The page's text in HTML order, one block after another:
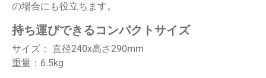
の場合にも役立ちます。
持ち運びできるコンパクトサイズ
サイズ： 直径240x高さ290mm
重量：6.5kg